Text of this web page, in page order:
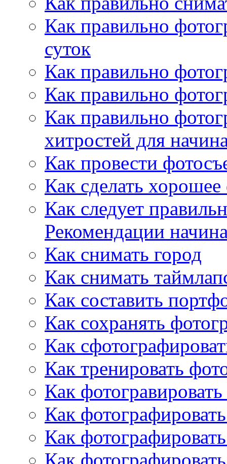
Как правильно
суток
Как правильно
Как правильно
Как правильно
хитростей для
Как провести
Как сделать хорошее
Как следует
Рекомендации
Как снимать город
Как снимать
Как составить
Как сохранять
Как
Как тренировать
Как
Как
Как
Как